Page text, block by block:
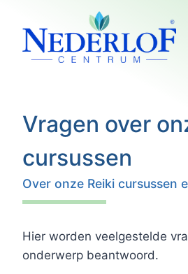
naar
inhoud
Vragen over
cursussen
Over onze Reiki cursussen
Hier worden veelgestelde
onderwerp beantwoord.